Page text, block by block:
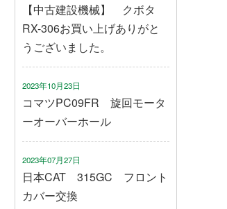
【中古建設機械】 クボタ
RX-306お買い上げありがと
うございました。
2023年10月23日
コマツPC09FR 旋回モータ
ーオーバーホール
2023年07月27日
日本CAT 315GC フロント
カバー交換